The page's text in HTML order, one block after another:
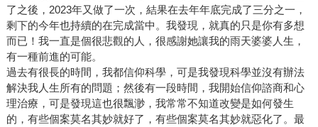
了之後，2023年又做了一次，結果在去年年底完成了三分之一，
剩下的今年也持續的在完成當中。我發現，就真的只是你有多想
而已！我一直是個很悲觀的人，很感謝她讓我的雨天婆婆人生，
有一種前進的可能。
過去有很長的時間，我都信仰科學，可是我發現科學並沒有辦法
解決我人生所有的問題；然後有一段時間，我開始信仰諮商和心
理治療，可是發現這也很飄渺，我常常不知道改變是如何發生
的，有些個案莫名其妙就好了，有些個案莫名其妙就惡化了。最